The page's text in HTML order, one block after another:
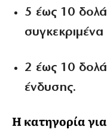
5 έως 10
2 έως 10
ένδυσης.
Η κατηγορία